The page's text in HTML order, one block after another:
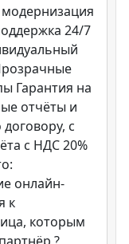
24/7
Гарантия на
отчёты и
с
с НДС 20%
онлайн-
к
которым